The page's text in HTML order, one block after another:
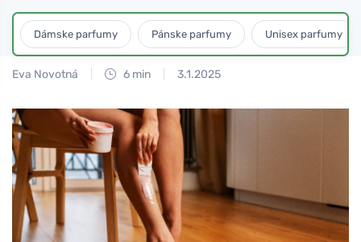
Dámske parfumy Pánske parfumy Unisex parfumy
Eva Novotná 6 min 3.1.2025